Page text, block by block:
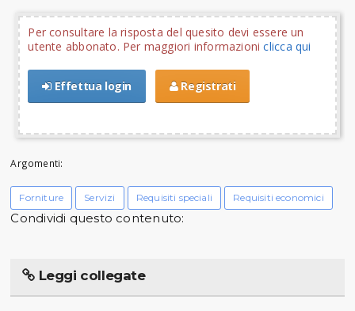
Per consultare la risposta del quesito devi essere un
utente abbonato. Per maggiori informazioniclicca qui
Effettua login Registrati
Argomenti:
Forniture Servizi Requisiti speciali Requisiti economici
Condividi questo contenuto:
Leggi collegate